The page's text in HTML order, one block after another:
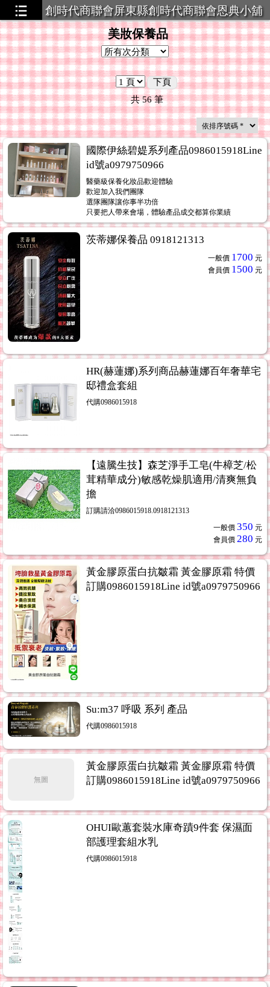
創時代商聯會屏東縣創時代商聯會恩典小舖
策略聯盟
美妝保養品
下頁
共56筆
國際伊絲碧媞系列產品0986015918Line
id號a0979750966
醫藥級保養化妝品歡迎體驗
歡迎加入我們團隊
選隊團隊讓你事半功倍
只要把人帶來會場，體驗產品成交都算你業績
茨蒂娜保養品 0918121313
一般價 1700 元
會員價 1500 元
HR(赫蓮娜)系列商品赫蓮娜百年奢華宅
邸禮盒套組
代購0986015918
【遠騰生技】森芝淨手工皂(牛樟芝/松
茸精華成分)敏感乾燥肌適用/清爽無負
擔
訂購請洽0986015918.0918121313
一般價 350 元
會員價 280 元
黃金膠原蛋白抗皺霜 黃金膠原霜 特價
訂購0986015918Line id號a0979750966
Su:m37 呼吸 系列 產品
代購0986015918
無圖
黃金膠原蛋白抗皺霜 黃金膠原霜 特價
訂購0986015918Line id號a0979750966
OHUI歐蕙套裝水庫奇蹟9件套 保濕面
部護理套組水乳
代購0986015918